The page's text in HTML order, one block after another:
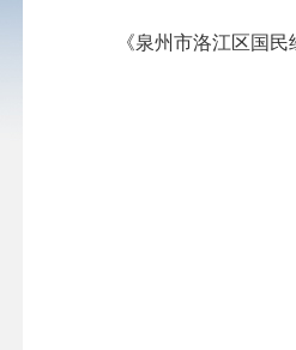
《泉州市洛江区国